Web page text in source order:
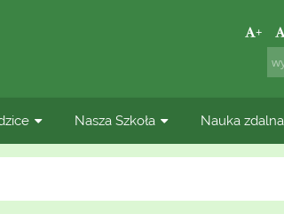
+
Nasza Szkoła Nauka zdalna